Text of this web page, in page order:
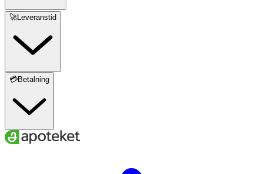
🚀Leveranstid
💳Betalning